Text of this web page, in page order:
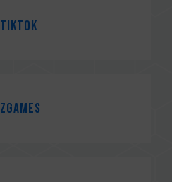
TikTok
ZGames